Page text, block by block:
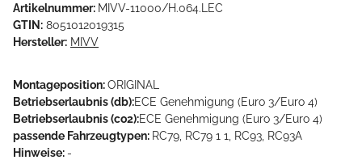
Artikelnummer: MIVV-11000/H.064.LEC
GTIN: 8051012019315
Hersteller: MIVV
Montageposition:ORIGINAL
Betriebserlaubnis (db):ECE Genehmigung (Euro 3/Euro 4)
Betriebserlaubnis (co2):ECE Genehmigung (Euro 3/Euro 4)
passende Fahrzeugtypen: RC79, RC79 1 1, RC93, RC93A
Hinweise: -